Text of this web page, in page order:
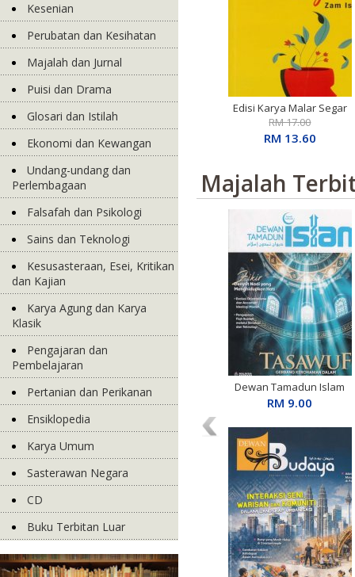
Kesenian
Perubatan dan Kesihatan
Majalah dan Jurnal
Puisi dan Drama
Glosari dan Istilah
Ekonomi dan Kewangan
Undang-undang dan
Perlembagaan
Falsafah dan Psikologi
Sains dan Teknologi
Kesusasteraan, Esei, Kritikan
dan Kajian
Karya Agung dan Karya
Klasik
Pengajaran dan
Pembelajaran
Pertanian dan Perikanan
Ensiklopedia
Karya Umum
Sasterawan Negara
CD
Buku Terbitan Luar
Edisi Karya Malar Segar
Penerima S.E.A. Write
Award: Basah Dalam
RM 17.00
RM 13.60
Majalah
Dewan Tamadun Islam
April 2026
RM 9.00